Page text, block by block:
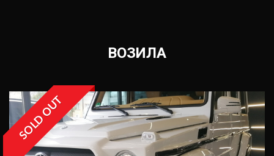
ВОЗИЛА
SOLD OUT